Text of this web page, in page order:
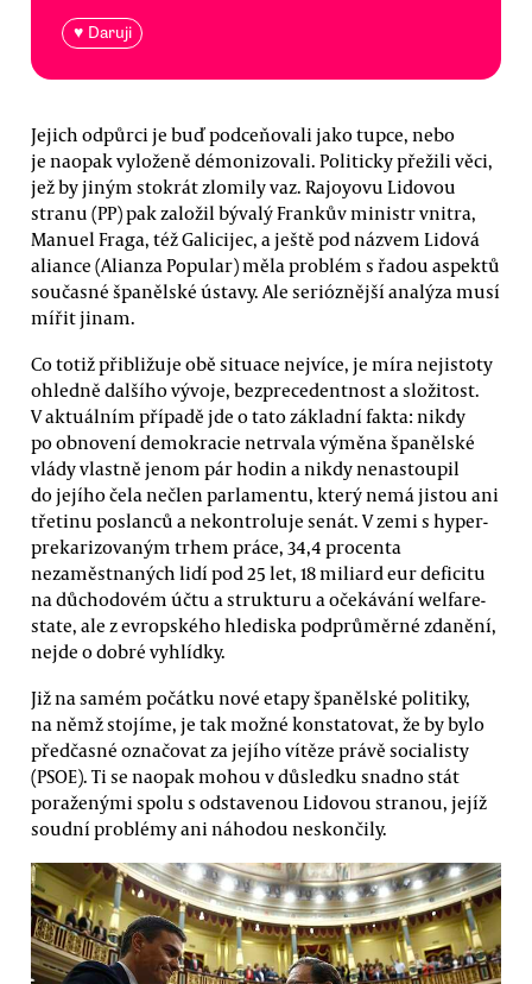
♥ Daruji
Jejich odpůrci je buď podceňovali jako tupce, nebo
je naopak vyloženě démonizovali. Politicky přežili věci,
jež by jiným stokrát zlomily vaz. Rajoyovu Lidovou
stranu (PP) pak založil bývalý Frankův ministr vnitra,
Manuel Fraga, též Galicijec, a ještě pod názvem Lidová
aliance (Alianza Popular) měla problém s řadou aspektů
současné španělské ústavy. Ale serióznější analýza musí
mířit jinam.
Co totiž přibližuje obě situace nejvíce, je míra nejistoty
ohledně dalšího vývoje, bezprecedentnost a složitost.
V aktuálním případě jde o tato základní fakta: nikdy
po obnovení demokracie netrvala výměna španělské
vlády vlastně jenom pár hodin a nikdy nenastoupil
do jejího čela nečlen parlamentu, který nemá jistou ani
třetinu poslanců a nekontroluje senát. V zemi s hyper-
prekarizovaným trhem práce, 34,4 procenta
nezaměstnaných lidí pod 25 let, 18 miliard eur deficitu
na důchodovém účtu a strukturu a očekávání welfare-
state, ale z evropského hlediska podprůměrné zdanění,
nejde o dobré vyhlídky.
Již na samém počátku nové etapy španělské politiky,
na němž stojíme, je tak možné konstatovat, že by bylo
předčasné označovat za jejího vítěze právě socialisty
(PSOE). Ti se naopak mohou v důsledku snadno stát
poraženými spolu s odstavenou Lidovou stranou, jejíž
soudní problémy ani náhodou neskončily.